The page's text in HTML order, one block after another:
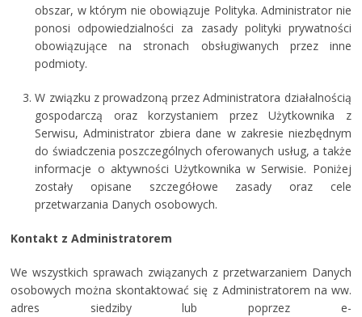
obszar, w którym nie obowiązuje Polityka. Administrator nie
ponosi odpowiedzialności za zasady polityki prywatności
obowiązujące na stronach obsługiwanych przez inne
podmioty.
W związku z prowadzoną przez Administratora działalnością
gospodarczą oraz korzystaniem przez Użytkownika z
Serwisu, Administrator zbiera dane w zakresie niezbędnym
do świadczenia poszczególnych oferowanych usług, a także
informacje o aktywności Użytkownika w Serwisie. Poniżej
zostały opisane szczegółowe zasady oraz cele
przetwarzania Danych osobowych.
Kontakt z Administratorem
We wszystkich sprawach związanych z przetwarzaniem Danych
osobowych można skontaktować się z Administratorem na ww.
adres siedziby lub poprzez e-